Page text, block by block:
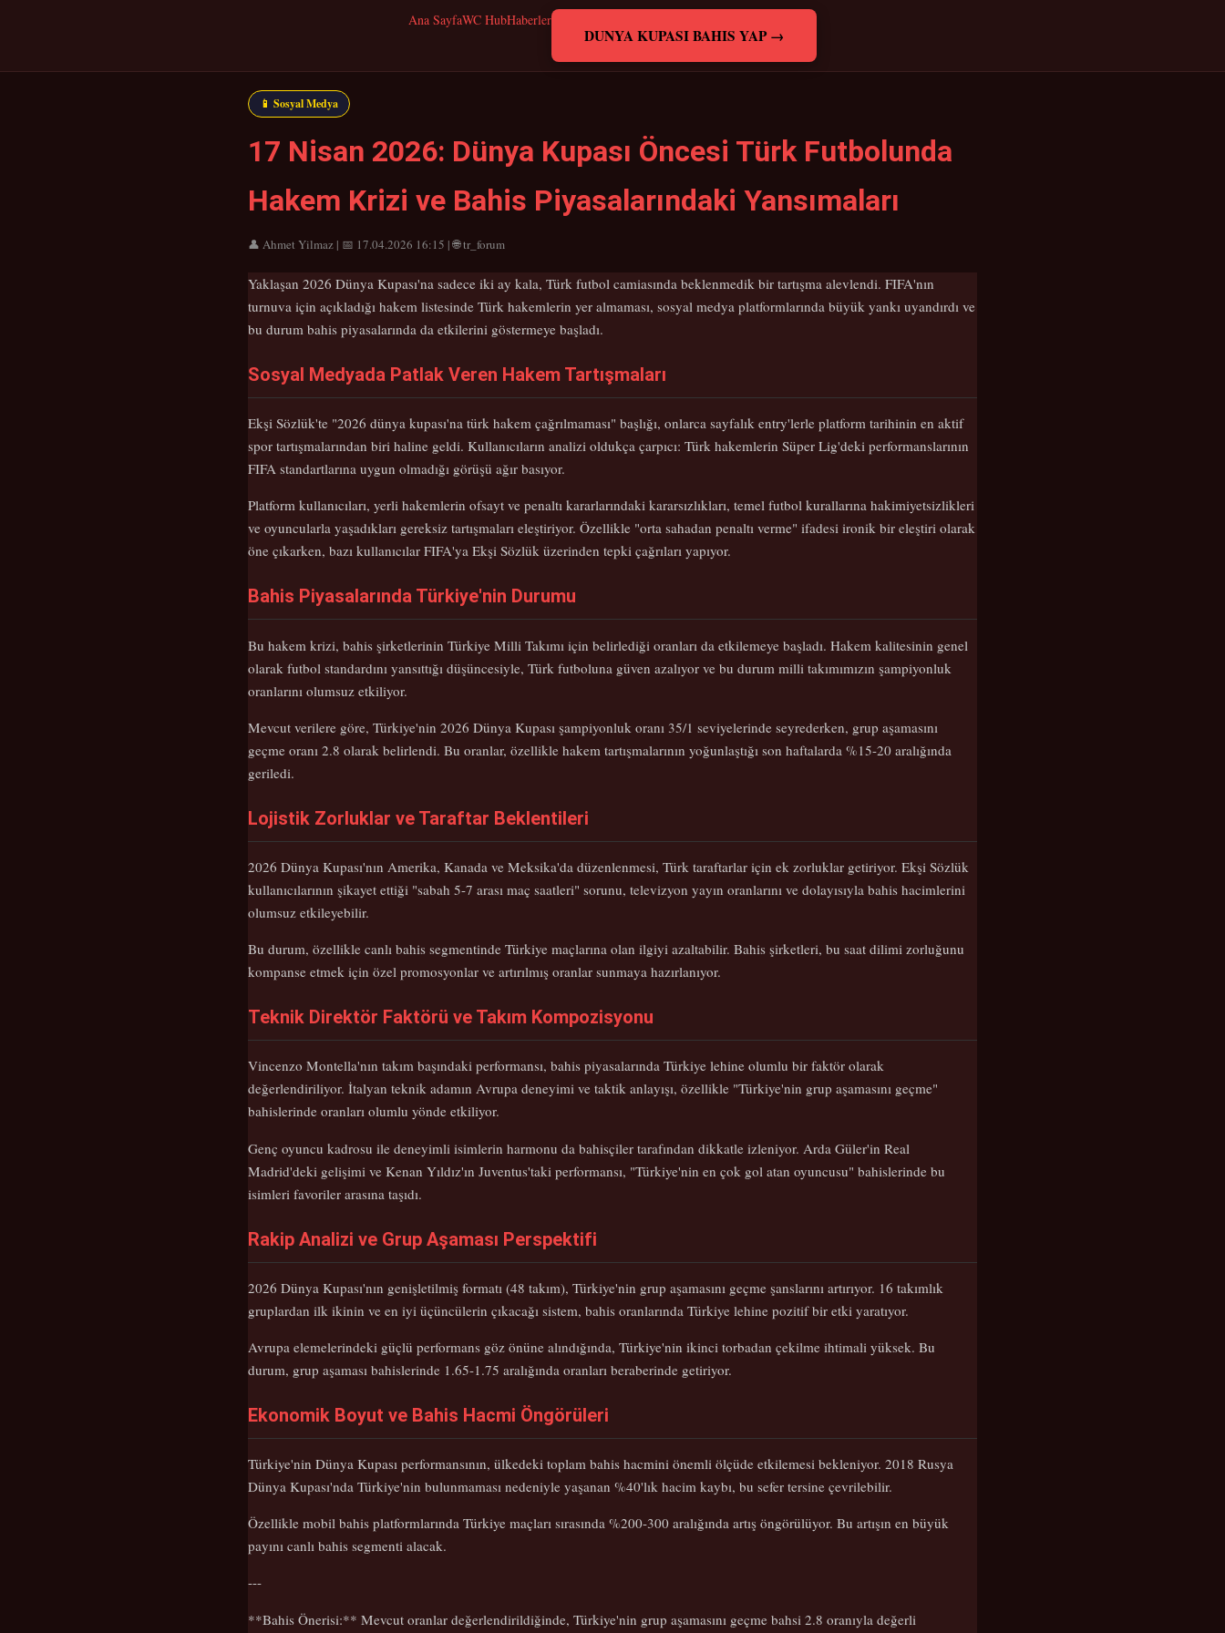
Ana SayfaWC HubHaberler
DUNYA KUPASI BAHIS YAP →
📱 Sosyal Medya
17 Nisan 2026: Dünya Kupası Öncesi Türk Futbolunda
Hakem Krizi ve Bahis Piyasalarındaki Yansımaları
👤 Ahmet Yilmaz | 📅 17.04.2026 16:15 | 🌐 tr_forum
Yaklaşan 2026 Dünya Kupası'na sadece iki ay kala, Türk futbol camiasında beklenmedik bir tartışma alevlendi. FIFA'nın
turnuva için açıkladığı hakem listesinde Türk hakemlerin yer almaması, sosyal medya platformlarında büyük yankı uyandırdı ve
bu durum bahis piyasalarında da etkilerini göstermeye başladı.
Sosyal Medyada Patlak Veren Hakem Tartışmaları
Ekşi Sözlük'te "2026 dünya kupası'na türk hakem çağrılmaması" başlığı, onlarca sayfalık entry'lerle platform tarihinin en aktif
spor tartışmalarından biri haline geldi. Kullanıcıların analizi oldukça çarpıcı: Türk hakemlerin Süper Lig'deki performanslarının
FIFA standartlarına uygun olmadığı görüşü ağır basıyor.
Platform kullanıcıları, yerli hakemlerin ofsayt ve penaltı kararlarındaki kararsızlıkları, temel futbol kurallarına hakimiyetsizlikleri
ve oyuncularla yaşadıkları gereksiz tartışmaları eleştiriyor. Özellikle "orta sahadan penaltı verme" ifadesi ironik bir eleştiri olarak
öne çıkarken, bazı kullanıcılar FIFA'ya Ekşi Sözlük üzerinden tepki çağrıları yapıyor.
Bahis Piyasalarında Türkiye'nin Durumu
Bu hakem krizi, bahis şirketlerinin Türkiye Milli Takımı için belirlediği oranları da etkilemeye başladı. Hakem kalitesinin genel
olarak futbol standardını yansıttığı düşüncesiyle, Türk futboluna güven azalıyor ve bu durum milli takımımızın şampiyonluk
oranlarını olumsuz etkiliyor.
Mevcut verilere göre, Türkiye'nin 2026 Dünya Kupası şampiyonluk oranı 35/1 seviyelerinde seyrederken, grup aşamasını
geçme oranı 2.8 olarak belirlendi. Bu oranlar, özellikle hakem tartışmalarının yoğunlaştığı son haftalarda %15-20 aralığında
geriledi.
Lojistik Zorluklar ve Taraftar Beklentileri
2026 Dünya Kupası'nın Amerika, Kanada ve Meksika'da düzenlenmesi, Türk taraftarlar için ek zorluklar getiriyor. Ekşi Sözlük
kullanıcılarının şikayet ettiği "sabah 5-7 arası maç saatleri" sorunu, televizyon yayın oranlarını ve dolayısıyla bahis hacimlerini
olumsuz etkileyebilir.
Bu durum, özellikle canlı bahis segmentinde Türkiye maçlarına olan ilgiyi azaltabilir. Bahis şirketleri, bu saat dilimi zorluğunu
kompanse etmek için özel promosyonlar ve artırılmış oranlar sunmaya hazırlanıyor.
Teknik Direktör Faktörü ve Takım Kompozisyonu
Vincenzo Montella'nın takım başındaki performansı, bahis piyasalarında Türkiye lehine olumlu bir faktör olarak
değerlendiriliyor. İtalyan teknik adamın Avrupa deneyimi ve taktik anlayışı, özellikle "Türkiye'nin grup aşamasını geçme"
bahislerinde oranları olumlu yönde etkiliyor.
Genç oyuncu kadrosu ile deneyimli isimlerin harmonu da bahisçiler tarafından dikkatle izleniyor. Arda Güler'in Real
Madrid'deki gelişimi ve Kenan Yıldız'ın Juventus'taki performansı, "Türkiye'nin en çok gol atan oyuncusu" bahislerinde bu
isimleri favoriler arasına taşıdı.
Rakip Analizi ve Grup Aşaması Perspektifi
2026 Dünya Kupası'nın genişletilmiş formatı (48 takım), Türkiye'nin grup aşamasını geçme şanslarını artırıyor. 16 takımlık
gruplardan ilk ikinin ve en iyi üçüncülerin çıkacağı sistem, bahis oranlarında Türkiye lehine pozitif bir etki yaratıyor.
Avrupa elemelerindeki güçlü performans göz önüne alındığında, Türkiye'nin ikinci torbadan çekilme ihtimali yüksek. Bu
durum, grup aşaması bahislerinde 1.65-1.75 aralığında oranları beraberinde getiriyor.
Ekonomik Boyut ve Bahis Hacmi Öngörüleri
Türkiye'nin Dünya Kupası performansının, ülkedeki toplam bahis hacmini önemli ölçüde etkilemesi bekleniyor. 2018 Rusya
Dünya Kupası'nda Türkiye'nin bulunmaması nedeniyle yaşanan %40'lık hacim kaybı, bu sefer tersine çevrilebilir.
Özellikle mobil bahis platformlarında Türkiye maçları sırasında %200-300 aralığında artış öngörülüyor. Bu artışın en büyük
payını canlı bahis segmenti alacak.
---
**Bahis Önerisi:** Mevcut oranlar değerlendirildiğinde, Türkiye'nin grup aşamasını geçme bahsi 2.8 oranıyla değerli